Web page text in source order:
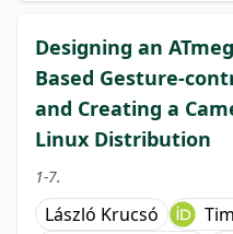
Designing an
Based Gesture-
and Creating a
Linux Distribution
1-7.
László Krucsó